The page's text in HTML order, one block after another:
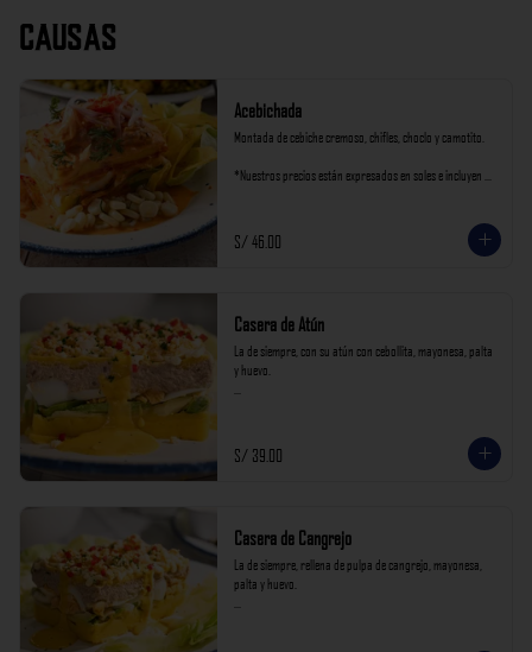
Causas
Acebichada
Montada de cebiche cremoso, chifles, choclo y camotito.
*Nuestros precios están expresados en soles e incluyen
S/ 46.00
Casera de Atún
La de siempre, con su atún con cebollita, mayonesa, palta
y huevo.
S/ 39.00
Casera de Cangrejo
La de siempre, rellena de pulpa de cangrejo, mayonesa,
palta y huevo.